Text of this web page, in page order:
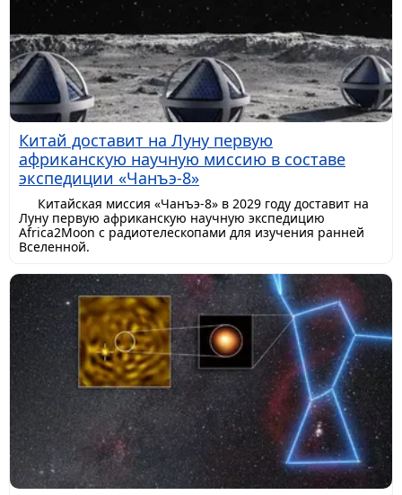
Китай доставит на Луну первую
африканскую научную миссию в составе
экспедиции «Чанъэ-8»
Китайская миссия «Чанъэ-8» в 2029 году доставит на
Луну первую африканскую научную экспедицию
Africa2Moon с радиотелескопами для изучения ранней
Вселенной.